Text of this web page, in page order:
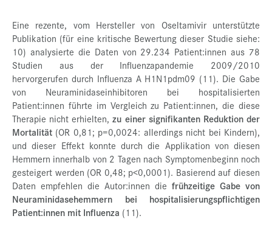
Eine rezente, vom Hersteller von Oseltamivir unterstützte
Publikation (für eine kritische Bewertung dieser Studie siehe:
10) analysierte die Daten von 29.234 Patient:innen aus 78
Studien aus der Influenzapandemie 2009/2010
hervorgerufen durch Influenza A H1N1pdm09 (11). Die Gabe
von Neuraminidaseinhibitoren bei hospitalisierten
Patient:innen führte im Vergleich zu Patient:innen, die diese
Therapie nicht erhielten,zu einer signifikanten Reduktion der
Mortalität (OR 0,81; p=0,0024: allerdings nicht bei Kindern),
und dieser Effekt konnte durch die Applikation von diesen
Hemmern innerhalb von 2 Tagen nach Symptomenbeginn noch
gesteigert werden (OR 0,48; p<0,0001). Basierend auf diesen
Daten empfehlen die Autor:innen die frühzeitige Gabe von
Neuraminidasehemmern bei hospitalisierungspflichtigen
Patient:innen mit Influenza (11).